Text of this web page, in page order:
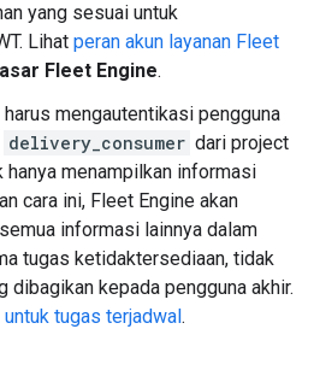
yang sesuai untuk
Lihat peran akun layanan Fleet
Fleet Engine.
mengautentikasi pengguna
delivery_consumer dari project
hanya menampilkan informasi
cara ini, Fleet Engine akan
informasi lainnya dalam
tugas ketidaktersediaan, tidak
dibagikan kepada pengguna akhir.
untuk tugas terjadwal.